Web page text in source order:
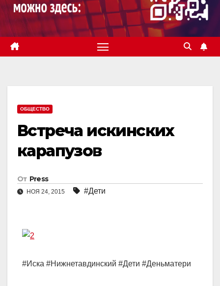
ОБЩЕСТВО
Встреча искинских
карапузов
От Press
НОЯ 24, 2015 #Дети
#Иска #Нижнетавдинский #Дети #Деньматери